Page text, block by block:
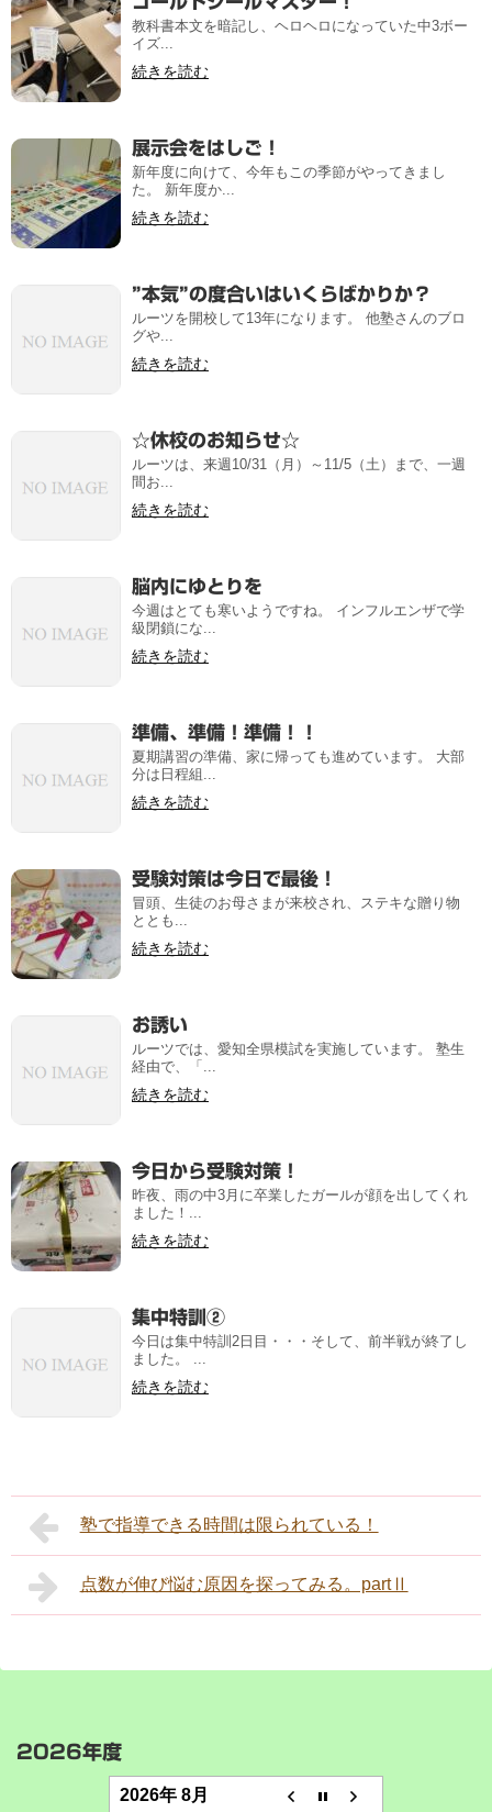
教科書本文を暗記し、ヘロヘロになっていた中3ボー
イズ...
続きを読む
展示会をはしご！
新年度に向けて、今年もこの季節がやってきまし
た。 新年度か...
続きを読む
”本気”の度合いはいくらばかりか？
ルーツを開校して13年になります。 他塾さんのブロ
グや...
続きを読む
☆休校のお知らせ☆
ルーツは、来週10/31（月）～11/5（土）まで、一週
間お...
続きを読む
脳内にゆとりを
今週はとても寒いようですね。 インフルエンザで学
級閉鎖にな...
続きを読む
準備、準備！準備！！
夏期講習の準備、家に帰っても進めています。 大部
分は日程組...
続きを読む
受験対策は今日で最後！
冒頭、生徒のお母さまが来校され、ステキな贈り物
ととも...
続きを読む
お誘い
ルーツでは、愛知全県模試を実施しています。 塾生
経由で、「...
続きを読む
今日から受験対策！
昨夜、雨の中3月に卒業したガールが顔を出してくれ
ました！...
続きを読む
集中特訓②
今日は集中特訓2日目・・・そして、前半戦が終了し
ました。 ...
続きを読む
塾で指導できる時間は限られている！
点数が伸び悩む原因を探ってみる。partⅡ
2026年度
2026年 8月